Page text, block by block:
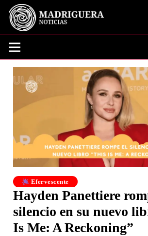
Efervescente
Hayden Panettiere
silencio en su nuevo
Is Me: A Reckoning”